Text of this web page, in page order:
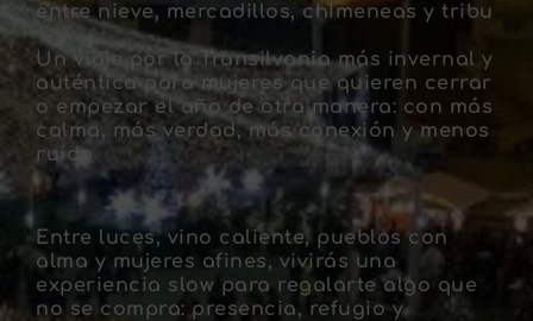
entre nieve, mercadillos, chimeneas y tribu
Un viaje por la Transilvania más invernal y
auténtica para mujeres que quieren cerrar
o empezar el año de otra manera: con más
calma, más verdad, más conexión y menos
ruido
Entre luces, vino caliente, pueblos con
alma y mujeres afines, vivirás una
experiencia slow para regalarte algo que
no se compra: presencia, refugio y